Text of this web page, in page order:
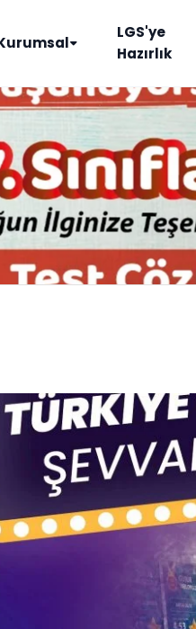
LGS'ye
Hazırlık